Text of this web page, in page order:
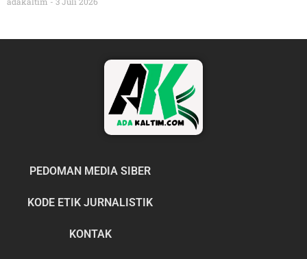
PEDOMAN MEDIA SIBER
KODE ETIK JURNALISTIK
KONTAK